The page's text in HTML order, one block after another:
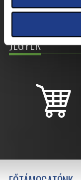
JEGYEK